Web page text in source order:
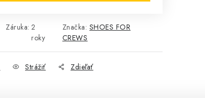
Záruka: 2
roky
Značka: SHOES FOR
CREWS
Strážiť Zdieľať